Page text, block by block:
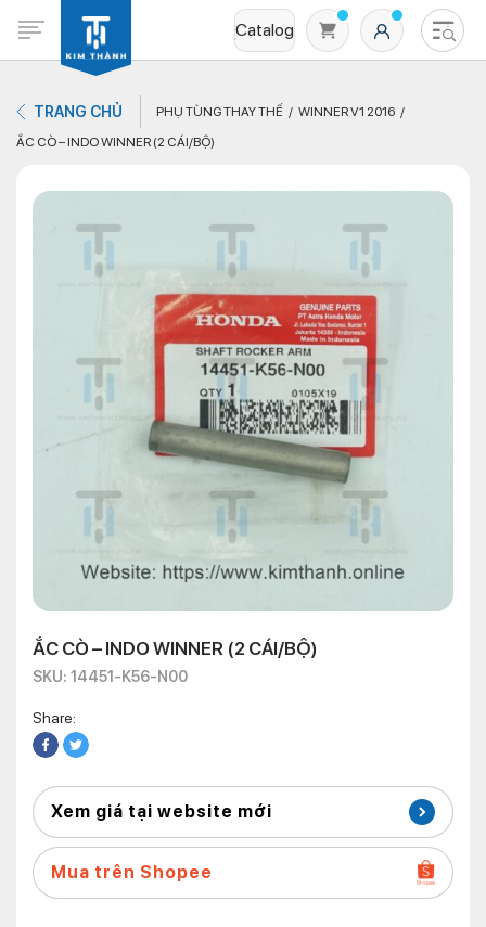
Catalog
Không có sản phẩm nào trong giỏ hàng
TRANG CHỦ PHỤ TÙNG THAY THẾ
WINNER V1 2016
ẮC CÒ – INDO WINNER (2 CÁI/BỘ)
ẮC CÒ – INDO WINNER (2 CÁI/BỘ)
SKU: 14451-K56-N00
Share:
Xem giá tại website mới
Mua trên Shopee